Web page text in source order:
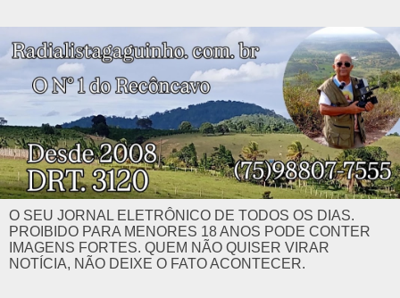
O SEU JORNAL ELETRÔNICO DE TODOS OS DIAS.
PROIBIDO PARA MENORES 18 ANOS PODE CONTER
IMAGENS FORTES. QUEM NÃO QUISER VIRAR
NOTÍCIA, NÃO DEIXE O FATO ACONTECER.